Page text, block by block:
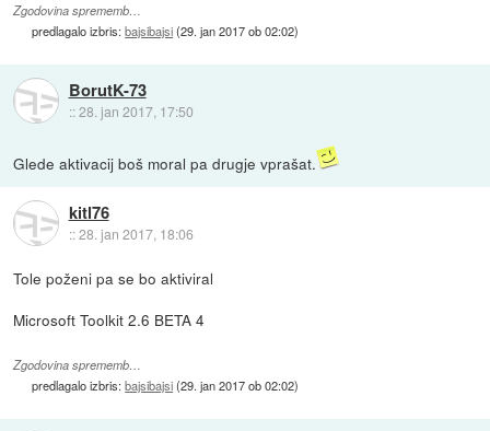
Zgodovina sprememb…
predlagalo izbris:bajsibajsi(29. jan 2017 ob 02:02)
BorutK-73
::28. jan 2017, 17:50
Glede aktivacij boš moral pa drugje vprašat.
kitl76
::28. jan 2017, 18:06
Tole poženi pa se bo aktiviral
Microsoft Toolkit 2.6 BETA 4
Zgodovina sprememb…
predlagalo izbris:bajsibajsi(29. jan 2017 ob 02:02)